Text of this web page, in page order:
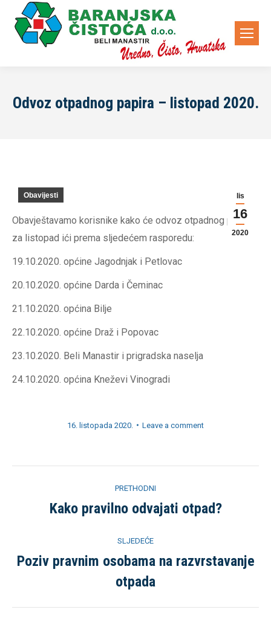
Odvoz otpadnog papira – listopad 2020.
lis
16
2020
Obavijesti
Obavještavamo korisnike kako će odvoz otpadnog papira
za listopad ići prema sljedećem rasporedu:
19.10.2020. općine Jagodnjak i Petlovac
20.10.2020. općine Darda i Čeminac
21.10.2020. općina Bilje
22.10.2020. općine Draž i Popovac
23.10.2020. Beli Manastir i prigradska naselja
24.10.2020. općina Kneževi Vinogradi
16. listopada 2020. Leave a comment
navigation
PRETHODNI
Previous
Kako pravilno odvajati otpad?
SLJEDEĆE
objava
Poziv pravnim osobama na razvrstavanje
otpada